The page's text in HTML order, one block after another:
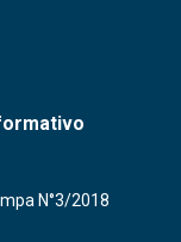
N°3/2018